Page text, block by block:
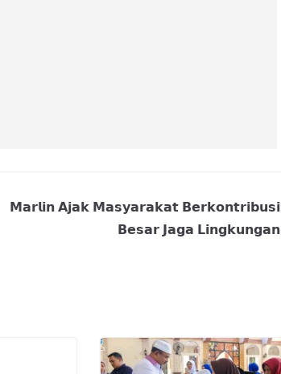
𝗠𝗮𝗿𝗹𝗶𝗻 𝗔𝗷𝗮𝗸 𝗠𝗮𝘀𝘆𝗮𝗿𝗮𝗸𝗮𝘁 𝗕𝗲𝗿𝗸𝗼𝗻𝘁𝗿𝗶𝗯𝘂𝘀𝗶
𝗕𝗲𝘀𝗮𝗿 𝗝𝗮𝗴𝗮 𝗟𝗶𝗻𝗴𝗸𝘂𝗻𝗴𝗮𝗻